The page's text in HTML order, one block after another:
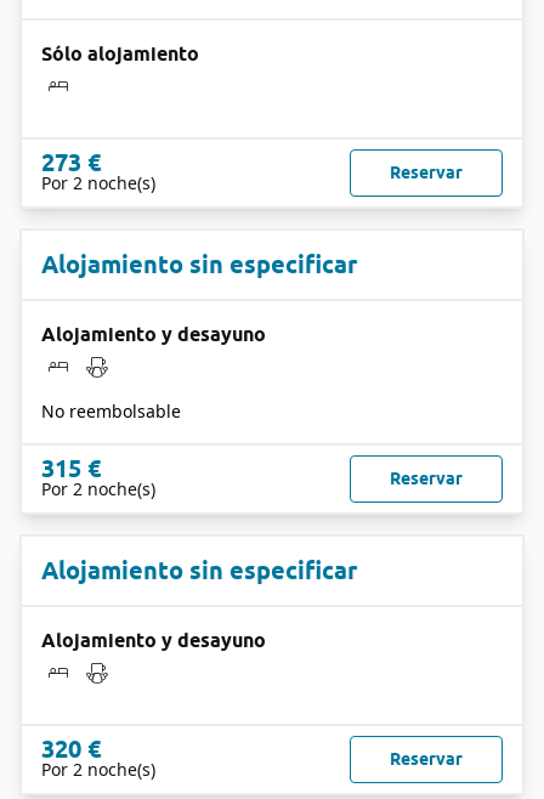
Sólo alojamiento
273 €
Por 2 noche(s) Reservar
Alojamiento sin especificar
Alojamiento y desayuno
No reembolsable
315 €
Por 2 noche(s) Reservar
Alojamiento sin especificar
Alojamiento y desayuno
320 €
Por 2 noche(s) Reservar